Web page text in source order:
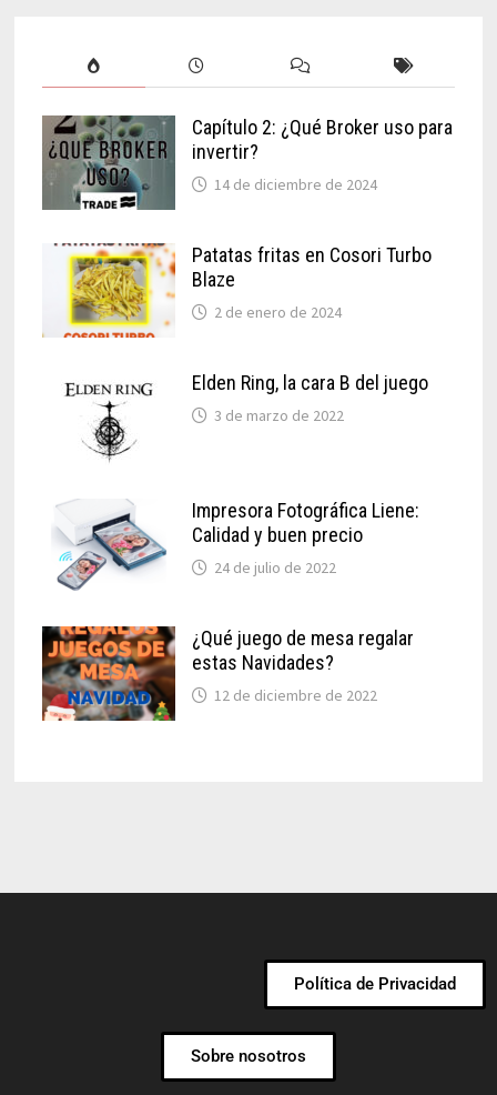
Capítulo 2: ¿Qué Broker uso para
invertir?
14 de diciembre de 2024
Patatas fritas en Cosori Turbo
Blaze
2 de enero de 2024
Elden Ring, la cara B del juego
3 de marzo de 2022
Impresora Fotográfica Liene:
Calidad y buen precio
24 de julio de 2022
¿Qué juego de mesa regalar
estas Navidades?
12 de diciembre de 2022
Política de Privacidad
Sobre nosotros